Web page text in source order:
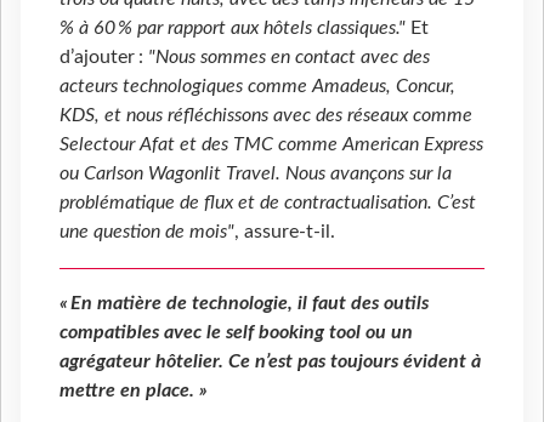
% à 60 % par rapport aux hôtels classiques." Et
d’ajouter : "Nous sommes en contact avec des
acteurs technologiques comme Amadeus, Concur,
KDS, et nous réfléchissons avec des réseaux comme
Selectour Afat et des TMC comme American Express
ou Carlson Wagonlit Travel. Nous avançons sur la
problématique de flux et de contractualisation. C’est
une question de mois", assure-t-il.
« En matière de technologie, il faut des outils
compatibles avec le self booking tool ou un
agrégateur hôtelier. Ce n’est pas toujours évident à
mettre en place. »